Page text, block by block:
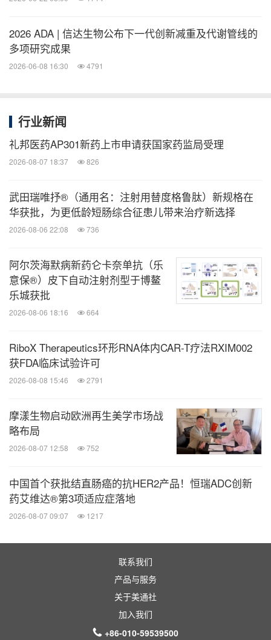
者中开展的III期临床研究（GLORY-OSA）。
其中，前五项III期临床研究均已达成终点，后两项III
此外，玛仕度肽还有多项新临床研究进行中，其中包
括：治疗代谢相关脂肪性肝炎（MASH），射血分数
保留心力衰竭（HFpEF），及更高剂量头对头替尔泊
肽治疗中重度肥胖等临床研究。
*玛仕度肽已获NMPA批准两项适应症，第一项为在控
控制，初始体重指数（BMI）为：
BMI≥28 kg/m2（肥胖），或
关的合并症（例如高血糖、高血压、血脂异常、脂
肪肝、阻塞性睡眠呼吸暂停综合征等）。
制：
单药治疗
单纯饮食控制和运动干预后血糖仍控制不佳的成人2
型糖尿病患者；
在饮食控制和运动基础上，接受二甲双胍和/或磺脲
类药物、接受二甲双胍和/或钠-葡萄糖共转运蛋白2抑
制剂（SGLT2i）类药物治疗血糖仍控制不佳的成人2
2026 ADA | 信达生物公布下一代创新减重及代谢管线的
多项研究成果
2026-06-08 16:30 4791
行业新闻
礼邦医药AP301新药上市申请获国家药监局受理
2026-08-07 18:37 826
武田瑞唯抒®（通用名：注射用替度格鲁肽）新规格在
华获批，为更低龄短肠综合征患儿带来治疗新选择
2026-08-06 22:08 736
阿尔茨海默病新药仑卡奈单抗（乐
意保®）皮下自动注射剂型于博鳌
乐城获批
2026-08-06 18:16 664
RiboX Therapeutics环形RNA体内CAR-T疗法RXIM002
获FDA临床试验许可
2026-08-08 15:46 2791
摩漾生物启动欧洲再生美学市场战
略布局
2026-08-07 12:58 752
中国首个获批结直肠癌的抗HER2产品！恒瑞ADC创新
药艾维达®第3项适应症落地
2026-08-07 09:07 1217
联系我们
产品与服务
关于美通社
加入我们
+86-010-59539500